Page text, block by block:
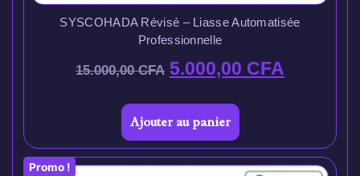
SYSCOHADA Révisé – Liasse Automatisée
Professionnelle
15.000,00CFA 5.000,00 CFA
Ajouter au panier
Promo !